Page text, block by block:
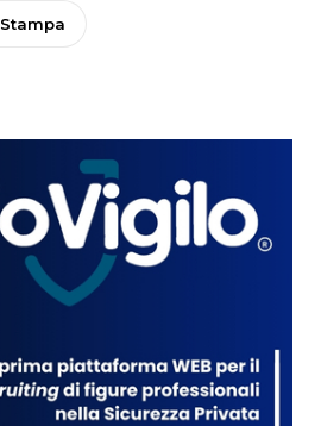
Stampa